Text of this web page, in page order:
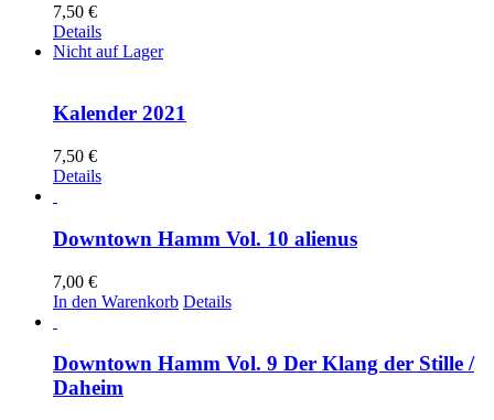
7,50 €
Details
Nicht auf Lager
Kalender 2021
7,50 €
Details
Downtown Hamm Vol. 10 alienus
7,00 €
In den Warenkorb Details
Downtown Hamm Vol. 9 Der Klang der Stille /
Daheim